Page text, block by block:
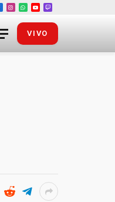
Instagram
WhatsApp
YouTube
Twitch
VIVO